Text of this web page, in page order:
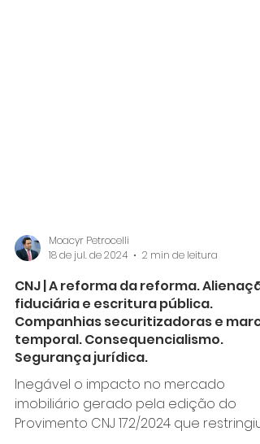
Moacyr Petrocelli
18 de jul. de 2024
2 min de leitura
CNJ | A reforma da reforma.
fiduciária e escritura pública.
Companhias securitizadoras e
temporal. Consequencialismo.
Segurança jurídica.